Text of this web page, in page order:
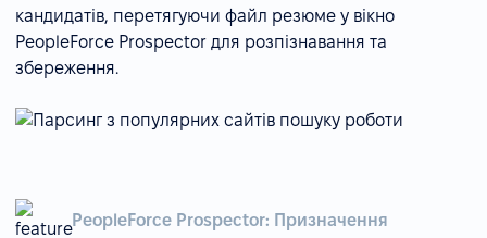
кандидатів, перетягуючи файл резюме у вікно
PeopleForce Prospector для розпізнавання та
збереження.
PeopleForce Prospector: Призначення